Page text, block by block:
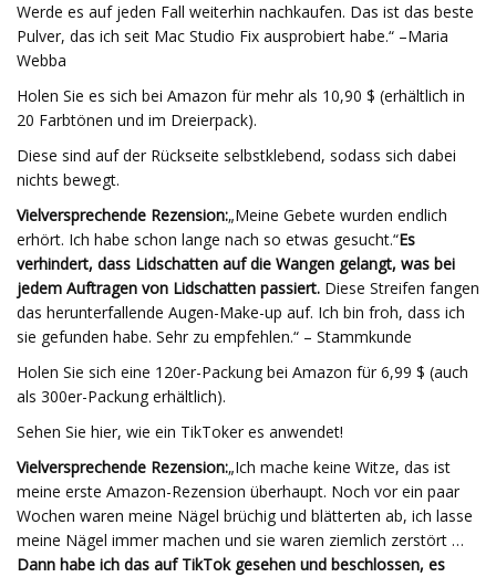
Werde es auf jeden Fall weiterhin nachkaufen. Das ist das beste
Pulver, das ich seit Mac Studio Fix ausprobiert habe.“ –Maria
Webba
Holen Sie es sich bei Amazon für mehr als 10,90 $ (erhältlich in
20 Farbtönen und im Dreierpack).
Diese sind auf der Rückseite selbstklebend, sodass sich dabei
nichts bewegt.
Vielversprechende Rezension:„Meine Gebete wurden endlich
erhört. Ich habe schon lange nach so etwas gesucht.“Es
verhindert, dass Lidschatten auf die Wangen gelangt, was bei
jedem Auftragen von Lidschatten passiert. Diese Streifen fangen
das herunterfallende Augen-Make-up auf. Ich bin froh, dass ich
sie gefunden habe. Sehr zu empfehlen.“ – Stammkunde
Holen Sie sich eine 120er-Packung bei Amazon für 6,99 $ (auch
als 300er-Packung erhältlich).
Sehen Sie hier, wie ein TikToker es anwendet!
Vielversprechende Rezension:„Ich mache keine Witze, das ist
meine erste Amazon-Rezension überhaupt. Noch vor ein paar
Wochen waren meine Nägel brüchig und blätterten ab, ich lasse
meine Nägel immer machen und sie waren ziemlich zerstört …
Dann habe ich das auf TikTok gesehen und beschlossen, es